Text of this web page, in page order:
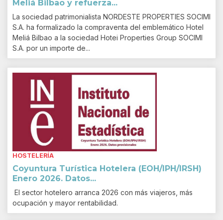
Meliá Bilbao y refuerza...
La sociedad patrimonialista NORDESTE PROPERTIES SOCIMI
S.A. ha formalizado la compraventa del emblemático Hotel
Meliá Bilbao a la sociedad Hotei Properties Group SOCIMI
S.A. por un importe de...
HOSTELERÍA
Coyuntura Turística Hotelera (EOH/IPH/IRSH)
Enero 2026. Datos...
El sector hotelero arranca 2026 con más viajeros, más
ocupación y mayor rentabilidad.